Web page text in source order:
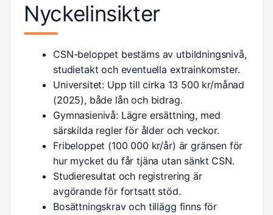
Nyckelinsikter
CSN-beloppet bestäms av utbildningsnivå,
studietakt och eventuella extrainkomster.
Universitet: Upp till cirka 13 500 kr/månad
(2025), både lån och bidrag.
Gymnasienivå: Lägre ersättning, med
särskilda regler för ålder och veckor.
Fribeloppet (100 000 kr/år) är gränsen för
hur mycket du får tjäna utan sänkt CSN.
Studieresultat och registrering är
avgörande för fortsatt stöd.
Bosättningskrav och tillägg finns för